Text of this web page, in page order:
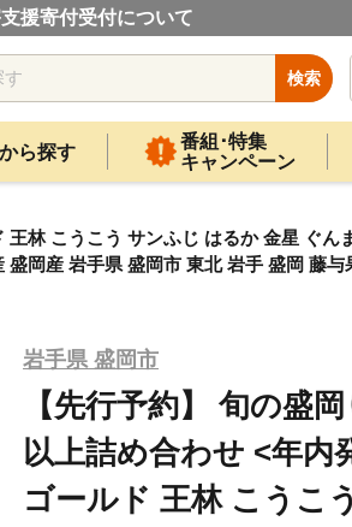
援寄付受付について
検索
ら探す
番組･特集
キャンペーン
林 こうこう サンふじ はるか 金星 ぐ
岡産 岩手県 盛岡市 東北 岩手 盛岡 藤
岩手県 盛岡市
【先行予約】 旬の盛
以上詰め合わせ <年内
ゴールド 王林 こうこ